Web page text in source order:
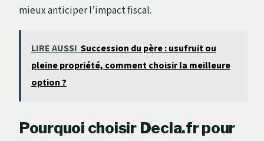
mieux anticiper l’impact fiscal.
LIRE AUSSI Succession du père : usufruit ou
pleine propriété, comment choisir la meilleure
option ?
Pourquoi choisir Decla.fr pour